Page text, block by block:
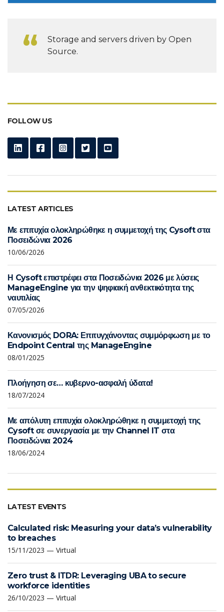
Storage and servers driven by Open
Source.
FOLLOW US
LATEST ARTICLES
Με επιτυχία ολοκληρώθηκε η συμμετοχή της Cysoft στα
Ποσειδώνια 2026
10/06/2026
Η Cysoft επιστρέφει στα Ποσειδώνια 2026 με λύσεις
ManageEngine για την ψηφιακή ανθεκτικότητα της
ναυτιλίας
07/05/2026
Κανονισμός DORA: Επιτυγχάνοντας συμμόρφωση με το
Endpoint Central της ManageEngine
08/01/2025
Πλοήγηση σε… κυβερνο-ασφαλή ύδατα!
18/07/2024
Με απόλυτη επιτυχία ολοκληρώθηκε η συμμετοχή της
Cysoft σε συνεργασία με την Channel IT στα
Ποσειδώνια 2024
18/06/2024
LATEST EVENTS
Calculated risk: Measuring your data’s vulnerability
to breaches
15/11/2023 — Virtual
Zero trust & ITDR: Leveraging UBA to secure
workforce identities
26/10/2023 — Virtual